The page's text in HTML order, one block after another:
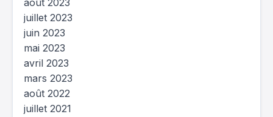
août 2023
juillet 2023
juin 2023
mai 2023
avril 2023
mars 2023
août 2022
juillet 2021